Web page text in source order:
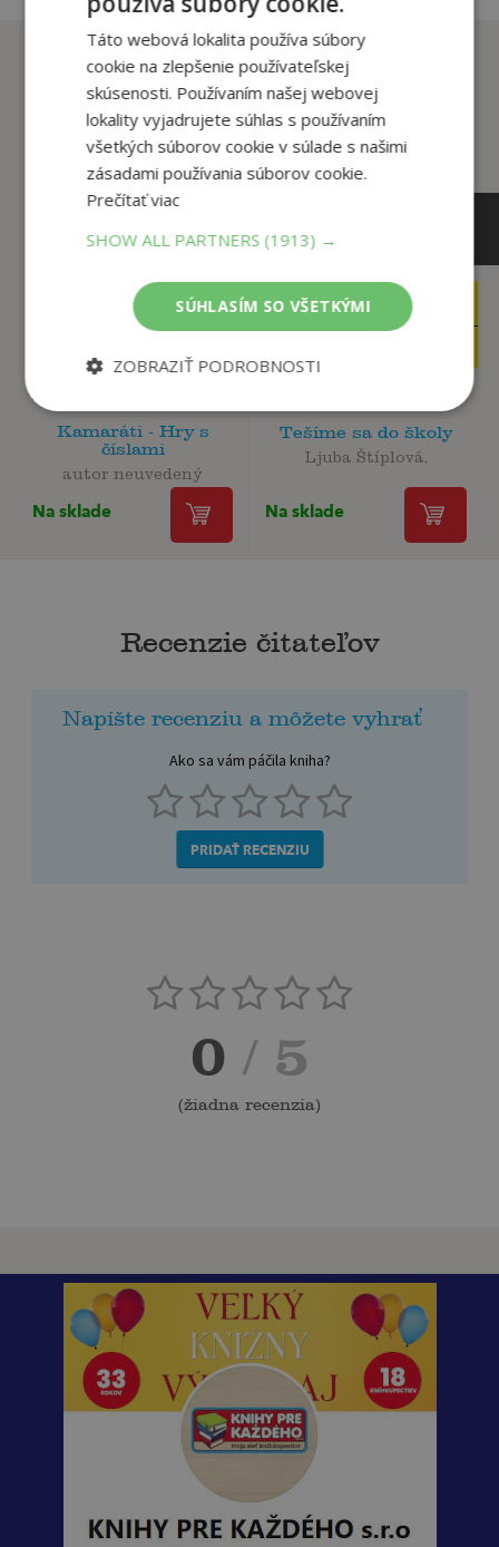
Zákazníci, ktorí si kúpili
tento titul si tiež kúpili
3,95€
Kamaráti - Hry s
číslami
autor neuvedený
Na sklade
Tešíme sa do školy
Ljuba Štíplová,
Na sklade
Recenzie čitateľov
Napíšte recenziu a môžete vyhrať
Ako sa vám páčila kniha?
PRIDAŤ RECENZIU
0 / 5
(žiadna recenzia)
Táto webová lokalita používa súbory
cookie na zlepšenie používateľskej
skúsenosti. Používaním našej webovej
lokality vyjadrujete súhlas s používaním
všetkých súborov cookie v súlade s našimi
zásadami používania súborov cookie.
Prečítať viac
SHOW ALL PARTNERS (1913) →
SÚHLASÍM SO VŠETKÝMI
ZOBRAZIŤ PODROBNOSTI